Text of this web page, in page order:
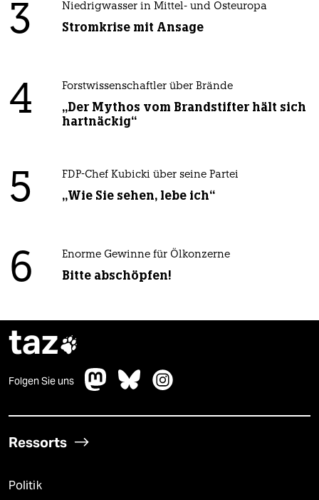
3 Niedrigwasser in Mittel- und Osteuropa
Stromkrise mit Ansage
4 Forstwissenschaftler über Brände
„Der Mythos vom Brandstifter hält sich
hartnäckig“
5 FDP-Chef Kubicki über seine Partei
„Wie Sie sehen, lebe ich“
6 Enorme Gewinne für Ölkonzerne
Bitte abschöpfen!
taz
Folgen Sie uns
Ressorts
Politik